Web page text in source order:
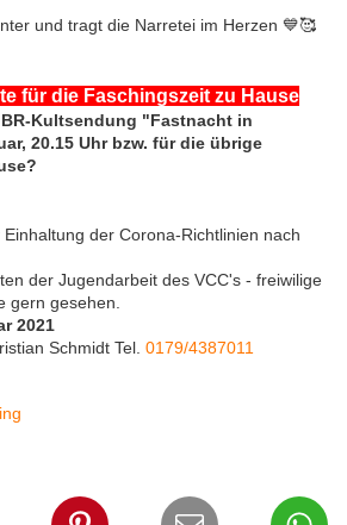
und tragt die Narretei im Herzen 💙🥰
für die Faschingszeit zu Hause
Kultsendung "Fastnacht in
20.15 Uhr bzw. für die übrige
der Corona-Richtlinien nach
der Jugendarbeit des VCC's - freiwilige
gern gesehen.
2021
Schmidt Tel. 0179/4387011